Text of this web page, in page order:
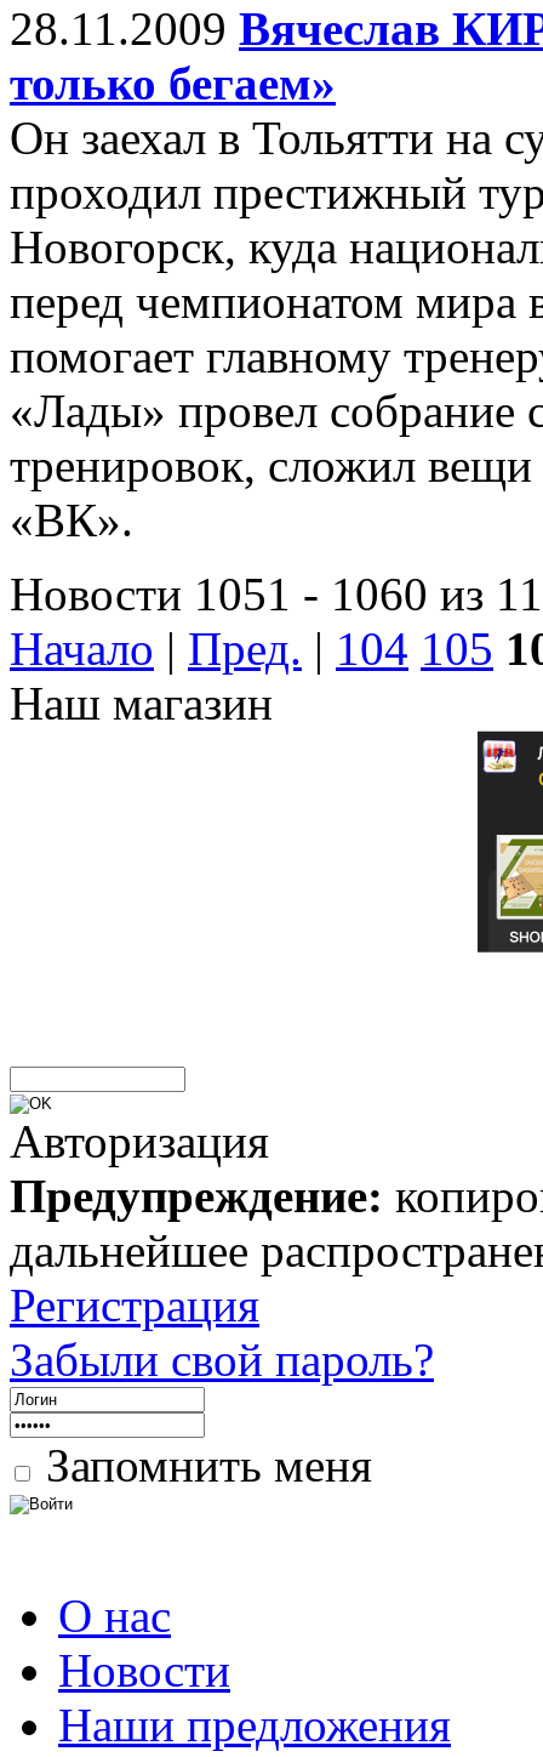
28.11.2009 Вячеслав
только бегаем»
Он заехал в Тольятти на
проходил престижный
Новогорск, куда
перед чемпионатом мира
помогает главному
«Лады» провел собрание
тренировок, сложил
«ВК».
Новости 1051 - 1060 из
Начало | Пред. | 104 105
Наш магазин
Авторизация
Предупреждение:
дальнейшее
Регистрация
Забыли свой пароль?
Запомнить меня
О нас
Новости
Наши предложения